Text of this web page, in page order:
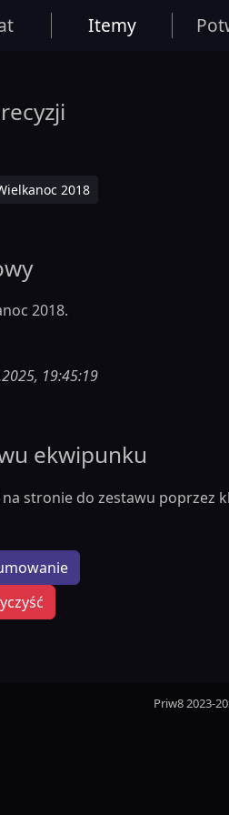
Itemy
2018
2018.
19:45:19
ekwipunku
stronie do zestawu poprzez
Priw8 2023-